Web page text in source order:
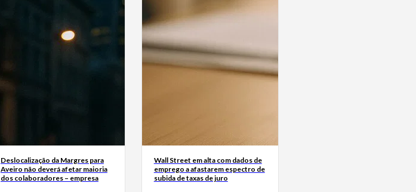
Deslocalização da Margres para
Aveiro não deverá afetar maioria
dos colaboradores – empresa
Wall Street em alta com dados de
emprego a afastarem espectro de
subida de taxas de juro